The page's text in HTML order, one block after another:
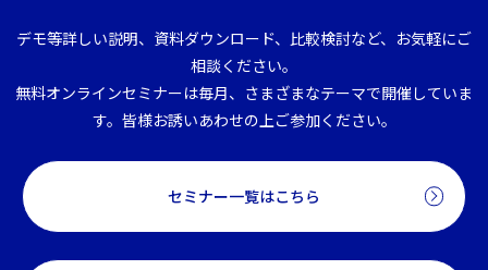
デモ等詳しい説明、資料ダウンロード、比較検討など、お気軽にご
相談ください。
無料オンラインセミナーは毎月、さまざまなテーマで開催していま
す。皆様お誘いあわせの上ご参加ください。
セミナー一覧はこちら